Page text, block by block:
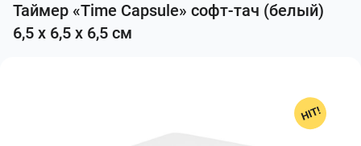
Таймер «Time Capsule» софт-тач (белый)
6,5 х 6,5 х 6,5 см